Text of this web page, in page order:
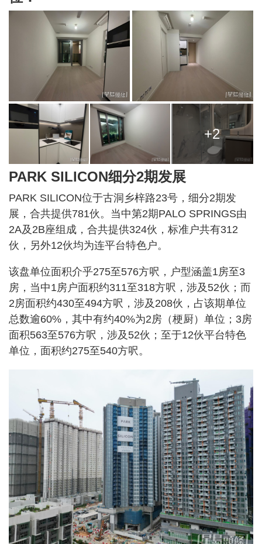
+2
PARK SILICON细分2期发展
PARK SILICON位于古洞乡梓路23号，细分2期发
展，合共提供781伙。当中第2期PALO SPRINGS由
2A及2B座组成，合共提供324伙，标准户共有312
伙，另外12伙均为连平台特色户。
该盘单位面积介乎275至576方呎，户型涵盖1房至3
房，当中1房户面积约311至318方呎，涉及52伙；而
2房面积约430至494方呎，涉及208伙，占该期单位
总数逾60%，其中有约40%为2房（梗厨）单位；3房
面积563至576方呎，涉及52伙；至于12伙平台特色
单位，面积约275至540方呎。